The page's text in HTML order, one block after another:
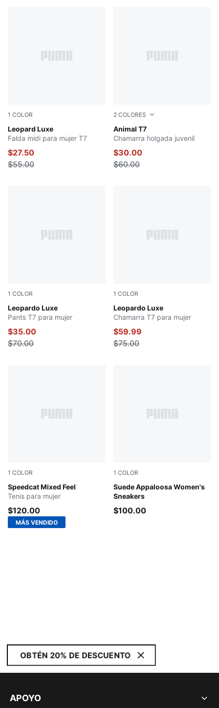
1 COLOR
Leopard Luxe
PUMA BLACK
Falda midi para mujer T7
$27.50
$55.00
2 COLORES
Animal T7
Intense Lavender
Chamarra holgada juvenil
$30.00
$60.00
1 COLOR
Leopardo Luxe
PUMA BLACK
Pants T7 para mujer
$35.00
$70.00
1 COLOR
Leopardo Luxe
PUMA BLACK
Chamarra T7 para mujer
$59.99
$75.00
1 COLOR
Speedcat Mixed Feel
PUMA Black-Cashew Brown-Light Lavender
Tenis para mujer
$120.00
MÁS VENDIDO
1 COLOR
Suede Appaloosa Women's
Sneakers
Vapor Gray-Toasted Almond
$100.00
OBTÉN 20% DE DESCUENTO
APOYO